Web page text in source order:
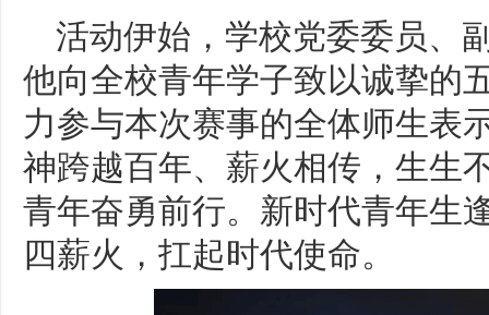
活动伊始，学校党委委员、
他向全校青年学子致以诚挚的
力参与本次赛事的全体师生表
神跨越百年、薪火相传，生生
青年奋勇前行。新时代青年生
四薪火，扛起时代使命。